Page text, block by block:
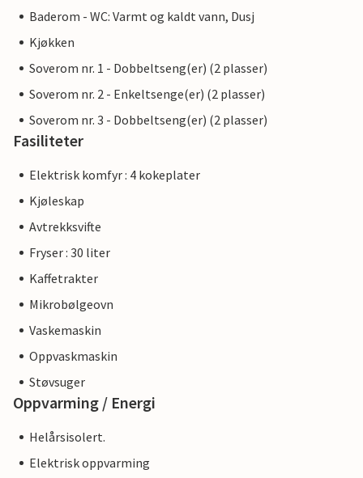
Baderom - WC: Varmt og kaldt vann, Dusj
Kjøkken
Soverom nr. 1 - Dobbeltseng(er) (2 plasser)
Soverom nr. 2 - Enkeltsenge(er) (2 plasser)
Soverom nr. 3 - Dobbeltseng(er) (2 plasser)
Fasiliteter
Elektrisk komfyr : 4 kokeplater
Kjøleskap
Avtrekksvifte
Fryser : 30 liter
Kaffetrakter
Mikrobølgeovn
Vaskemaskin
Oppvaskmaskin
Støvsuger
Oppvarming / Energi
Helårsisolert.
Elektrisk oppvarming